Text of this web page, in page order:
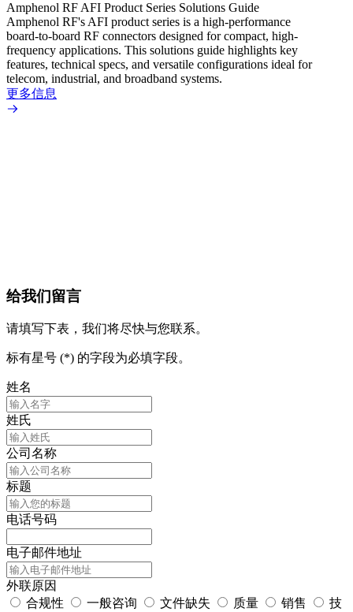
Amphenol RF AFI Product Series Solutions Guide
Amphenol RF's AFI product series is a high-performance
board-to-board RF connectors designed for compact, high-
frequency applications. This solutions guide highlights key
features, technical specs, and versatile configurations ideal for
telecom, industrial, and broadband systems.
更多信息
给我们留言
请填写下表，我们将尽快与您联系。
标有星号 (*) 的字段为必填字段。
姓名
姓氏
公司名称
标题
电话号码
电子邮件地址
外联原因
合规性
一般咨询 文件缺失 质量 销售
技